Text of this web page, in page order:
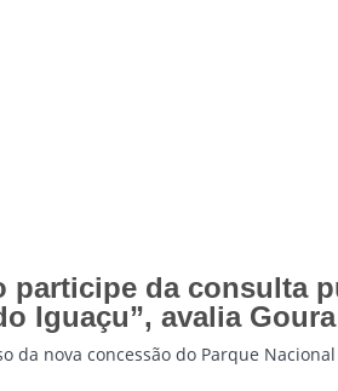
participe da consulta
Iguaçu”, avalia Goura
nova concessão do Parque